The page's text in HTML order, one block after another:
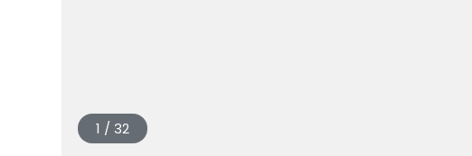
1 / 32